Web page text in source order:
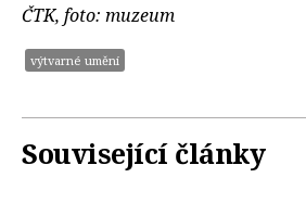
ČTK, foto: muzeum
výtvarné umění
Související články